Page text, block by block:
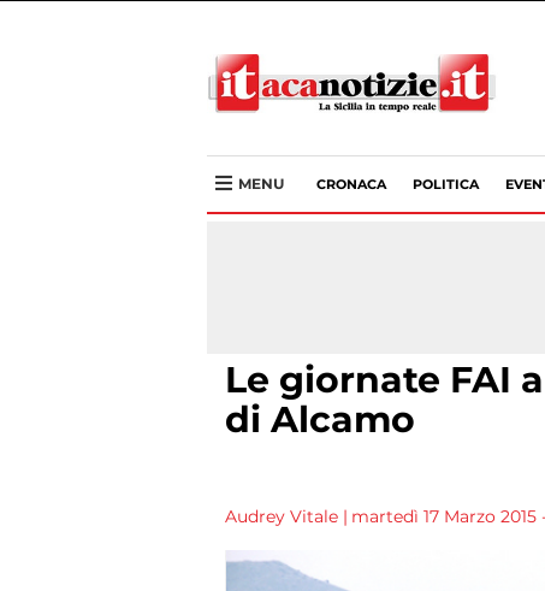
MENU CRONACA POLITICA
Le giornate FAI
di Alcamo
Audrey Vitale | martedì 17 Marzo 2015 -